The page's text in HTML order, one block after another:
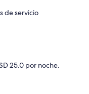
de servicio
25.0 por noche.